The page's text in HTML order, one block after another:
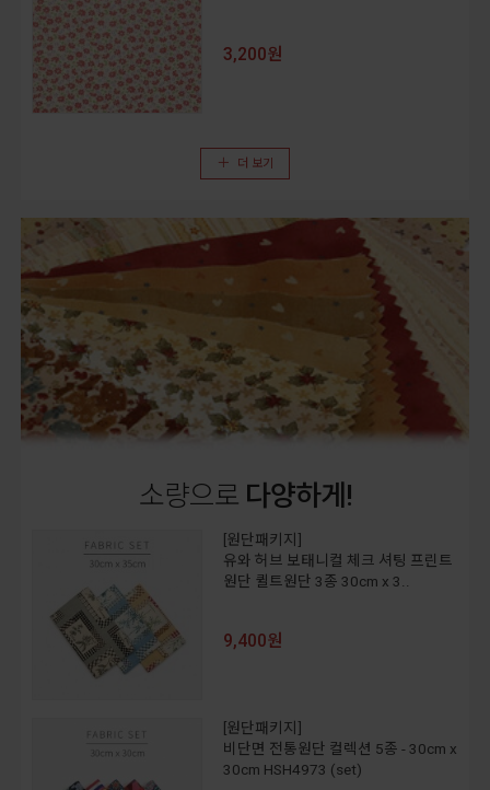
3,200원
더 보기
소량으로 다양하게!
[원단패키지]
유와 허브 보태니컬 체크 셔팅 프린트
원단 퀼트원단 3종 30cm x 3..
9,400원
[원단패키지]
비단면 전통원단 컬렉션 5종 - 30cm x
30cm HSH4973 (set)